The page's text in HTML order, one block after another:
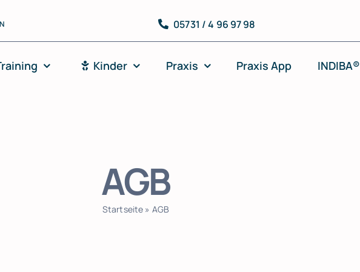
05731 / 4 96 97 98
Kinder Praxis Praxis App INDIBA®
AGB
Startseite » AGB